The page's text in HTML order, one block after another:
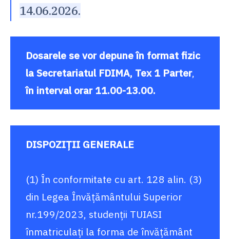
14.06.2026.
Dosarele se vor depune în format fizic
la Secretariatul FDIMA, Tex 1 Parter,
în interval orar 11.00-13.00.
DISPOZIŢII GENERALE
(1) În conformitate cu art. 128 alin. (3)
din Legea Învățământului Superior
nr.199/2023, studenţii TUIASI
înmatriculaţi la forma de învăţământ